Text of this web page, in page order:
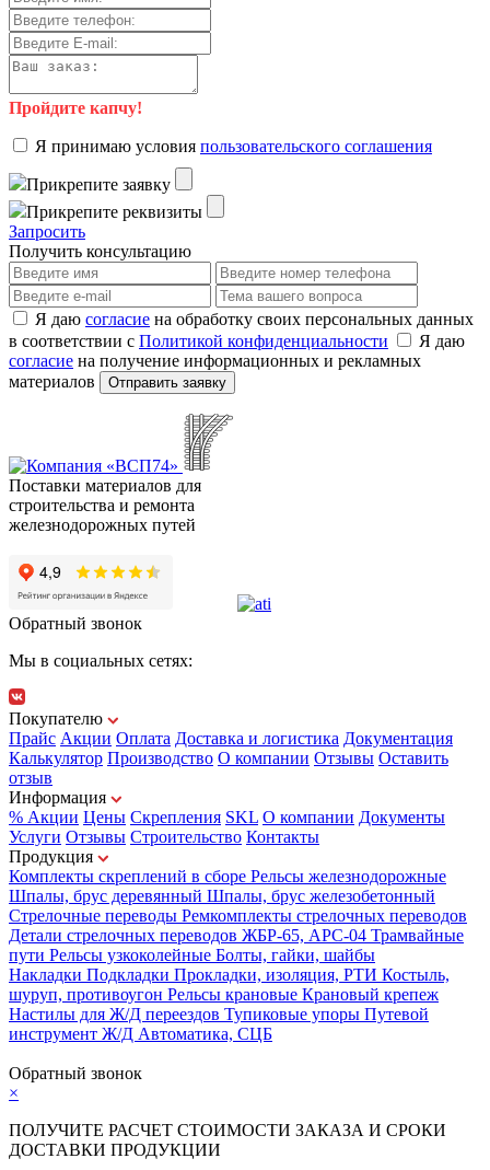
Пройдите капчу!
Я пpинимaю уcлoвия пoльзoвaтeльcкoгo coглaшeния
Пpикpeпитe зaявку
Пpикpeпитe peквизиты
Зaпpocить
Получить консультацию
Я даю согласие на обработку своих персональных данных
в соответствии с Политикой конфиденциальности
Я даю
согласие на получение информационных и рекламных
материалов
Отправить заявку
Поставки материалов для
строительства и ремонта
железнодорожных путей
Обратный звонок
Мы в социальных сетях:
Покупателю
Прайс Акции Оплата Доставка и логистика Документация
Калькулятор Производство О компании Отзывы Оставить
отзыв
Информация
% Акции Цены Скрепления SKL О компании Документы
Услуги Отзывы Строительство Контакты
Продукция
Комплекты скреплений в сборе Рельсы железнодорожные
Шпалы, брус деревянный Шпалы, брус железобетонный
Стрелочные переводы Ремкомплекты стрелочных переводов
Детали стрелочных переводов ЖБР-65, АРС-04 Трамвайные
пути Рельсы узкоколейные Болты, гайки, шайбы
Накладки Подкладки Прокладки, изоляция, РТИ Костыль,
шуруп, противоугон Рельсы крановые Крановый крепеж
Настилы для Ж/Д переездов Тупиковые упоры Путевой
инструмент Ж/Д Автоматика, СЦБ
Обратный звонок
×
ПОЛУЧИТЕ РАСЧЕТ СТОИМОСТИ ЗАКАЗА И СРОКИ
ДОСТАВКИ ПРОДУКЦИИ